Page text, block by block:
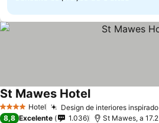
4 EstrelasHotel Design de interiores
St Mawes Hotel
8,8 Excelente 1.036 St Mawes, a